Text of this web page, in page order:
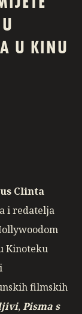
U KINU
Clinta
i redatelja
Kinoteku
filmskih
,Pisma s